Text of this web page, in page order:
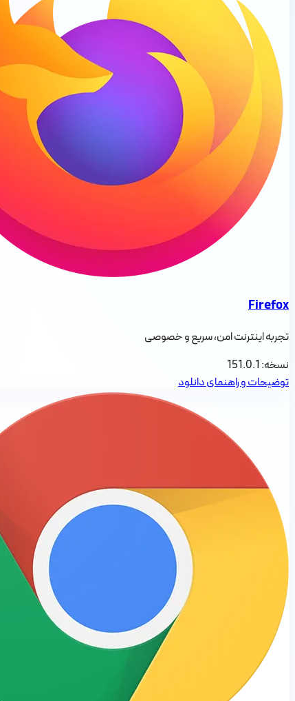
Firefox
تجربه اینترنت امن، سریع و خصوصی
نسخه:151.0.1
توضیحات و راهنمای دانلود